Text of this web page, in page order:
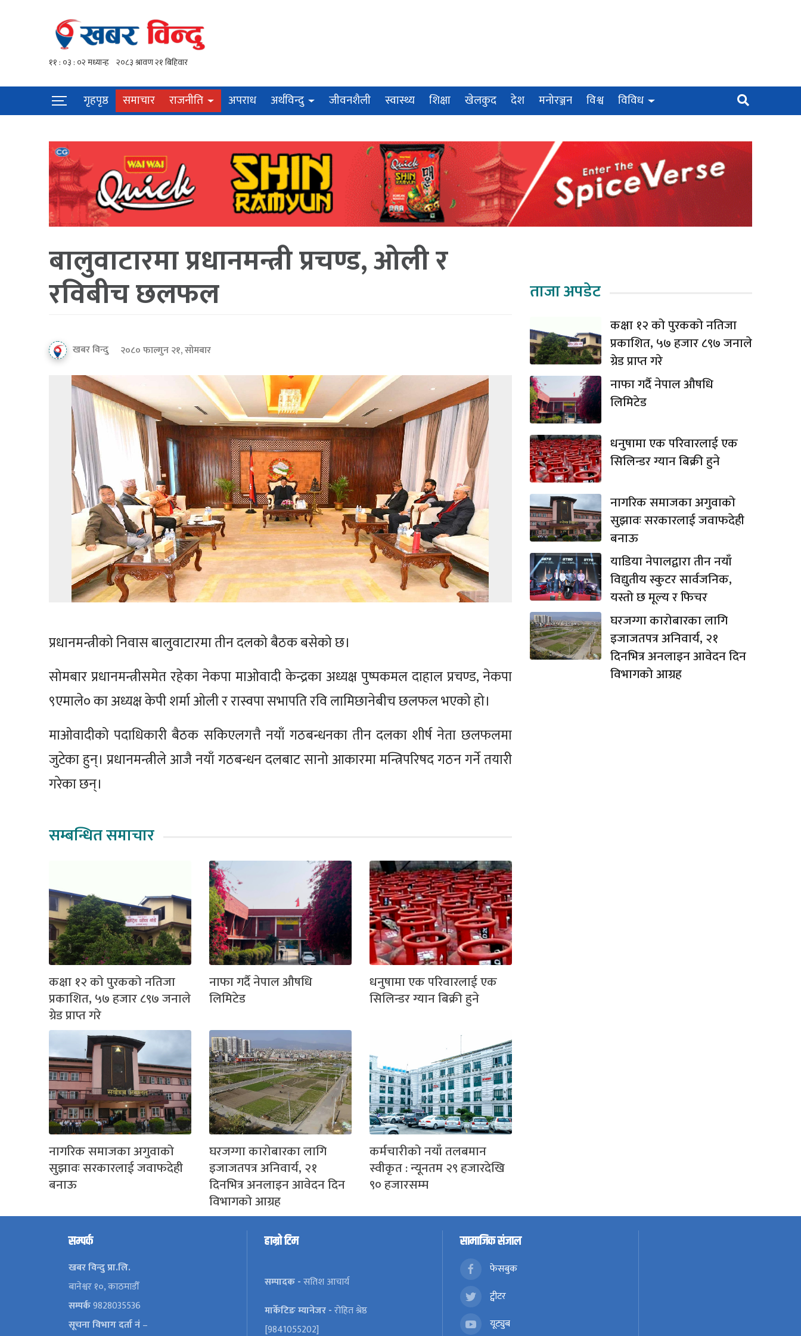
गृहपृष्ठ समाचार राजनीति अपराध अर्थविन्दु जीवनशैली स्वास्थ्य शिक्षा खेलकुद देश मनोरञ्जन विश्व विविध
बालुवाटारमा प्रधानमन्त्री प्रचण्ड, ओली र
रविबीच छलफल
खबर विन्दु २०८० फाल्गुन २१, सोमबार
प्रधानमन्त्रीको निवास बालुवाटारमा तीन दलको बैठक बसेको छ।
सोमबार प्रधानमन्त्रीसमेत रहेका नेकपा माओवादी केन्द्रका अध्यक्ष पुष्पकमल दाहाल प्रचण्ड, नेकपा
९एमाले० का अध्यक्ष केपी शर्मा ओली र रास्वपा सभापति रवि लामिछानेबीच छलफल भएको हो।
माओवादीको पदाधिकारी बैठक सकिएलगत्तै नयाँ गठबन्धनका तीन दलका शीर्ष नेता छलफलमा
जुटेका हुन्। प्रधानमन्त्रीले आजै नयाँ गठबन्धन दलबाट सानो आकारमा मन्त्रिपरिषद गठन गर्ने तयारी
गरेका छन्।
सम्बन्धित समाचार
कक्षा १२ को पुरकको नतिजा
प्रकाशित, ५७ हजार ८९७ जनाले
ग्रेड प्राप्त गरे
नाफा गर्दै नेपाल औषधि
लिमिटेड
धनुषामा एक परिवारलाई एक
सिलिन्डर ग्यान बिक्री हुने
नागरिक समाजका अगुवाको
सुझावः सरकारलाई जवाफदेही
बनाऊ
घरजग्गा कारोबारका लागि
इजाजतपत्र अनिवार्य, २१
दिनभित्र अनलाइन आवेदन दिन
विभागको आग्रह
कर्मचारीको नयाँ तलबमान
स्वीकृत : न्यूनतम २९ हजारदेखि
९० हजारसम्म
ताजा अपडेट
कक्षा १२ को पुरकको नतिजा
प्रकाशित, ५७ हजार ८९७ जनाले
ग्रेड प्राप्त गरे
नाफा गर्दै नेपाल औषधि
लिमिटेड
धनुषामा एक परिवारलाई एक
सिलिन्डर ग्यान बिक्री हुने
नागरिक समाजका अगुवाको
सुझावः सरकारलाई जवाफदेही
बनाऊ
याडिया नेपालद्वारा तीन नयाँ
विद्युतीय स्कुटर सार्वजनिक,
यस्तो छ मूल्य र फिचर
घरजग्गा कारोबारका लागि
इजाजतपत्र अनिवार्य, २१
दिनभित्र अनलाइन आवेदन दिन
विभागको आग्रह
सम्पर्क
खबर विन्दु प्रा.लि.
बानेश्वर १०, काठमाडौँ
सम्पर्क9828035536
सूचना विभाग दर्ता नं–
हाम्रो टिम
सम्पादक -सतिश आचार्य
मार्केटिङ म्यानेजर -रोहित श्रेष्ठ
[9841055202]
सामाजिक संजाल
फेसबुक
ट्वीटर
यूट्युब